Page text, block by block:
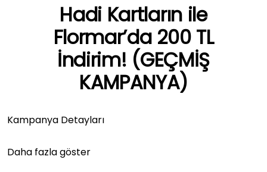
Hadi Kartların ile
Flormar’da 200 TL
İndirim! (GEÇMİŞ
KAMPANYA)
Kampanya Detayları
Daha fazla göster